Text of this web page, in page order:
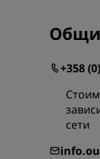
+358
сети